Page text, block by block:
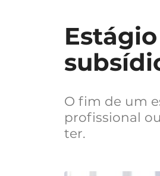
O fim de um
profissional
ter.